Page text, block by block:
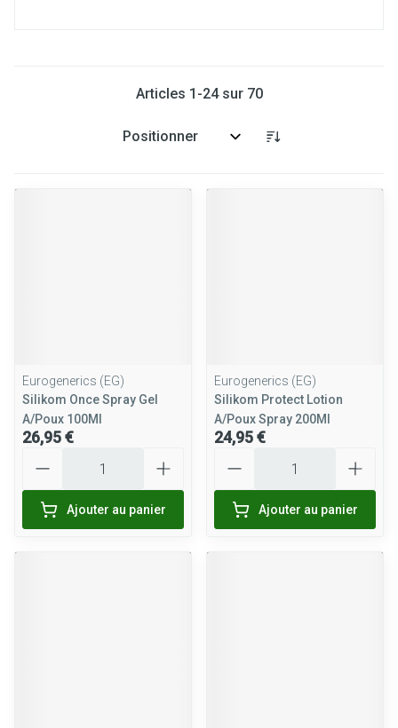
Articles 1 -24sur 70
Trier par:
Eurogenerics (EG)
Silikom Once Spray Gel
A/Poux 100Ml
26,95 €
Ajouter au panier
Eurogenerics (EG)
Silikom Protect Lotion
A/Poux Spray 200Ml
24,95 €
Ajouter au panier